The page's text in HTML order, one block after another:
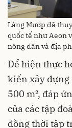
Làng Mướp đã
quốc tế như Aeon
nông dân và địa
Để hiện thực
kiến xây dựng
500 m², đáp
của các tập
đồng thời tập